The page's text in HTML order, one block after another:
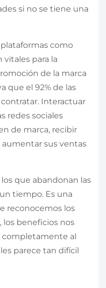
si no se tiene una
como
vitales para la
de la marca
que el 92% de las
Interactuar
redes sociales
de marca, recibir
sus ventas
que abandonan las
tiempo. Es una
reconocemos los
los beneficios nos
completamente al
parece tan difícil